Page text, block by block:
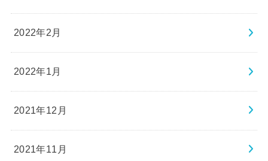
2022年2月
2022年1月
2021年12月
2021年11月